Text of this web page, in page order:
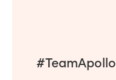
#TeamApollo